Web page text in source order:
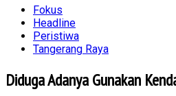
Fokus
Headline
Peristiwa
Tangerang Raya
Diduga Adanya Gunakan